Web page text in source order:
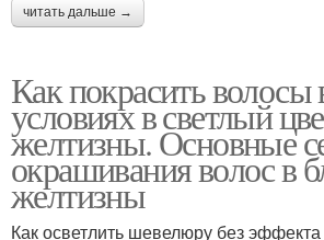
читать дальше →
Как покрасить
условиях в светлый
желтизны. Основные
окрашивания волос в
желтизны
Как осветлить шевелюру без